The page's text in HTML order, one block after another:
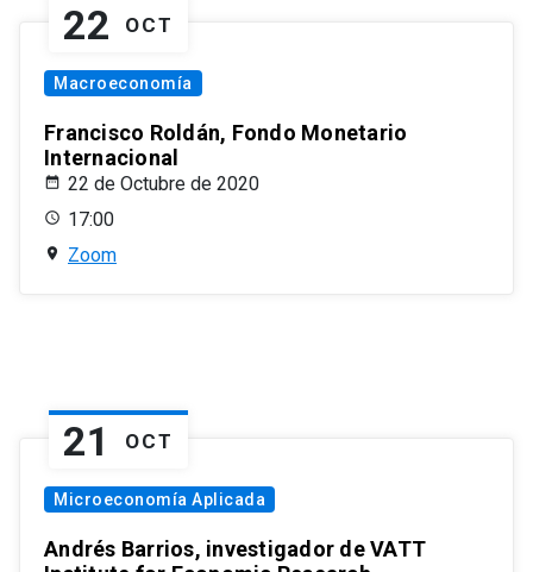
22 OCT
Macroeconomía
Francisco Roldán, Fondo Monetario
Internacional
22 de Octubre de 2020
17:00
Zoom
21 OCT
Microeconomía Aplicada
Andrés Barrios, investigador de VATT